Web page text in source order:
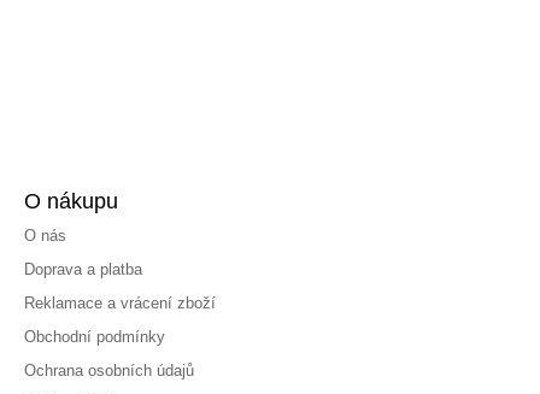
O nákupu
O nás
Doprava a platba
Reklamace a vrácení zboží
Obchodní podmínky
Ochrana osobních údajů